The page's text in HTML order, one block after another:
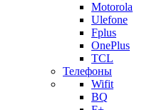
Motorola
Ulefone
Fplus
OnePlus
TCL
Телефоны
Wifit
BQ